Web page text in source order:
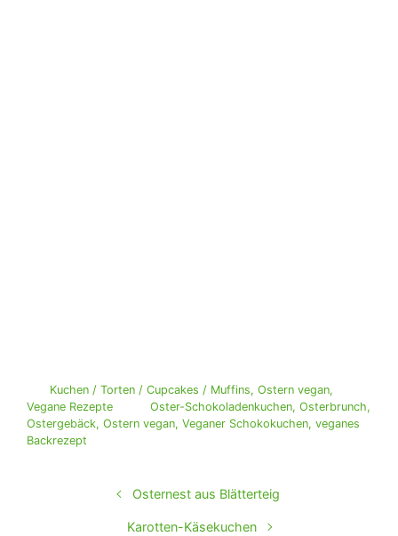
Kuchen / Torten / Cupcakes / Muffins, Ostern vegan,
Vegane Rezepte
Oster-Schokoladenkuchen, Osterbrunch,
Ostergebäck, Ostern vegan, Veganer Schokokuchen, veganes
Backrezept
Osternest aus Blätterteig
Karotten-Käsekuchen